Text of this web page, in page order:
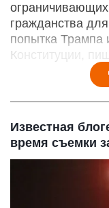
гражданства
попытка Трампа
Конституции,
Известная
время съемки